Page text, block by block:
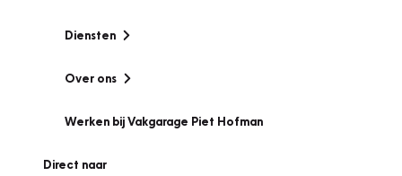
Diensten
Over ons
Werken bij Vakgarage Piet Hofman
Direct naar